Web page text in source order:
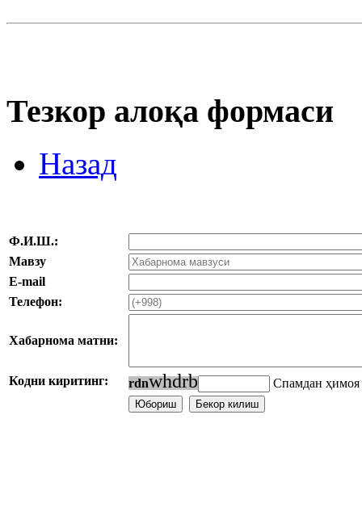
Тезкор алоқа формаси
Назад
Ф.И.Ш.:
Мавзу
E-mail
Телефон:
Хабарнома матни:
Кодни киритинг: rdnwhdrb Спамдан ҳимоя